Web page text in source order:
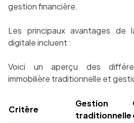
gestion financière.
Les principaux avantages de
digitale incluent :
Voici un aperçu des
immobilière traditionnelle et
Critère
Gestion
traditionnelle